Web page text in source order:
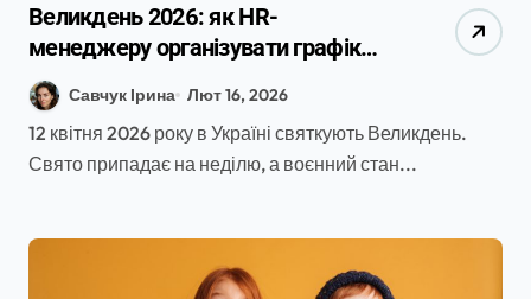
Великдень 2026: як HR-
менеджеру організувати графік
роботи та надати вихідні під час
воєнного стану
Савчук Ірина Лют 16, 2026
12 квітня 2026 року в Україні святкують Великдень.
Свято припадає на неділю, а воєнний стан...